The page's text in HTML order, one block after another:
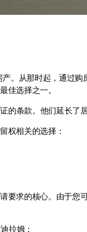
。从那时起，通过
佳选择之一。
的条款。他们延长了
权相关的选择：
要求的核心。由于
拉姆；